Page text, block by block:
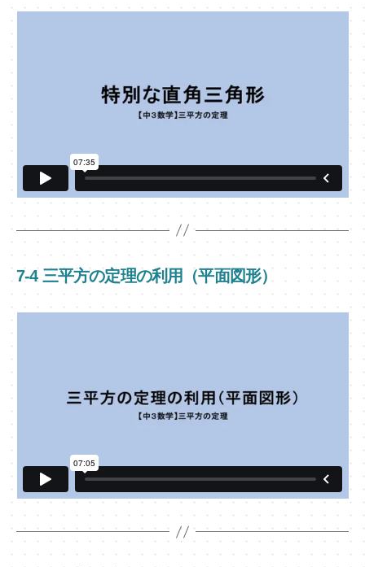
7-4 三平方の定理の利用（平面図形）